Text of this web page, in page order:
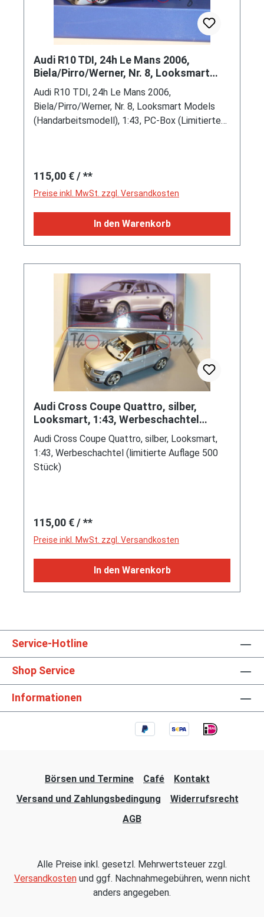
Audi R10 TDI, 24h Le Mans 2006,
Biela/Pirro/Werner, Nr. 8, Looksmart
Models (Handarbeitsmodell), 1:4
Audi R10 TDI, 24h Le Mans 2006,
Biela/Pirro/Werner, Nr. 8, Looksmart Models
(Handarbeitsmodell), 1:43, PC-Box (Limitierte
Regulärer Preis:
115,00 €/ **
Preise inkl. MwSt. zzgl. Versandkosten
In den Warenkorb
Audi Cross Coupe Quattro, silber,
Looksmart, 1:43, Werbeschachtel
(limitierte Auflage 500 Stück)
Audi Cross Coupe Quattro, silber, Looksmart,
1:43, Werbeschachtel (limitierte Auflage 500
Stück)
Regulärer Preis:
115,00 €/ **
Preise inkl. MwSt. zzgl. Versandkosten
In den Warenkorb
Service-Hotline
Shop Service
Informationen
Börsen und Termine Café
Kontakt
Versand und Zahlungsbedingung
Widerrufsrecht
AGB
Alle Preise inkl. gesetzl. Mehrwertsteuer zzgl.
Versandkostenund ggf. Nachnahmegebühren, wenn nicht
anders angegeben.